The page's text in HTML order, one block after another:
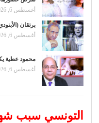
أغسطس 6, 2026
برتقان
أغسطس 6, 2026
محمود عطية
أغسطس 6, 2026
التونسي سبب